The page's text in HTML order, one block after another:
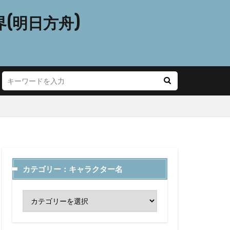
(明日方舟)
カテゴリー：キャラクター名